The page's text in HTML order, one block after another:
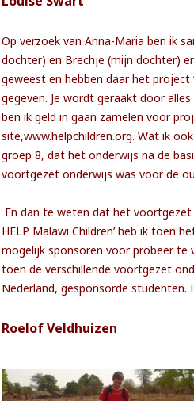
Op verzoek van Anna-Maria ben ik
dochter) en Brechje (mijn dochter)
geweest en hebben daar het project
gegeven. Je wordt geraakt door
ben ik geld in gaan zamelen voor
site,www.helpchildren.org. Wat ik
groep 8, dat het onderwijs na de
voortgezet onderwijs was voor de
En dan te weten dat het voortgezet
HELP Malawi Children’ heb ik toen
mogelijk sponsoren voor probeer te
toen de verschillende voortgezet
Nederland, gesponsorde
Roelof Veldhuizen